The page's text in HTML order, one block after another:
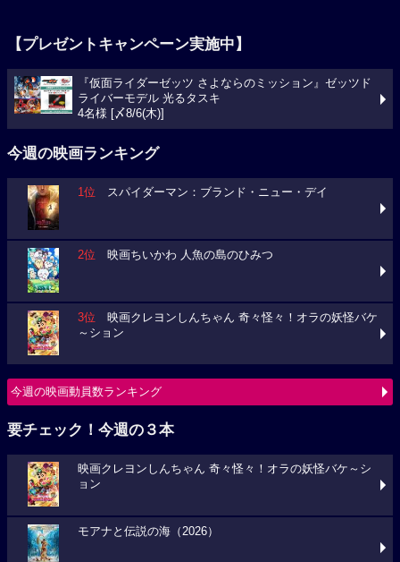
【プレゼントキャンペーン実施中】
『仮面ライダーゼッツ さよならのミッション』ゼッツド
ライバーモデル 光るタスキ
4名様 [〆8/6(木)]
今週の映画ランキング
1位 スパイダーマン：ブランド・ニュー・デイ
2位 映画ちいかわ 人魚の島のひみつ
3位 映画クレヨンしんちゃん 奇々怪々！オラの妖怪バケ
～ション
今週の映画動員数ランキング
要チェック！今週の３本
映画クレヨンしんちゃん 奇々怪々！オラの妖怪バケ～シ
ョン
モアナと伝説の海（2026）